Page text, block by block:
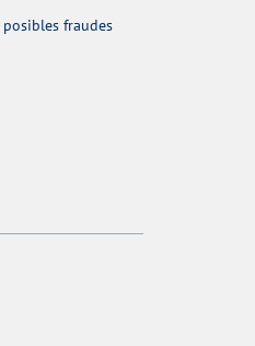
fraudes